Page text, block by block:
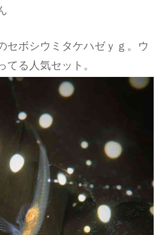
セボシウミタケハゼｙｇ。ウ
る人気セット。